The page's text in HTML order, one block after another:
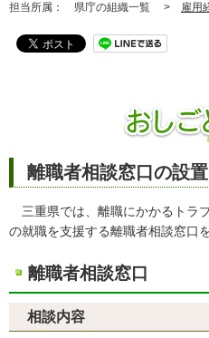
担当所属： 県庁の組織一覧 > 雇用
離職者相談窓口の設置
三重県では、離職にかかるトラ
の就職を支援する離職者相談窓口
離職者相談窓口
相談内容